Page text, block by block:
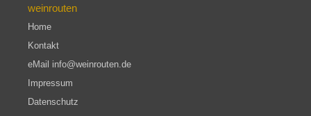
weinrouten
Home
Kontakt
eMail info@weinrouten.de
Impressum
Datenschutz